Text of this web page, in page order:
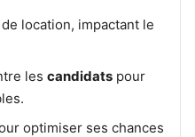
de location, impactant le
les candidats pour
optimiser ses chances